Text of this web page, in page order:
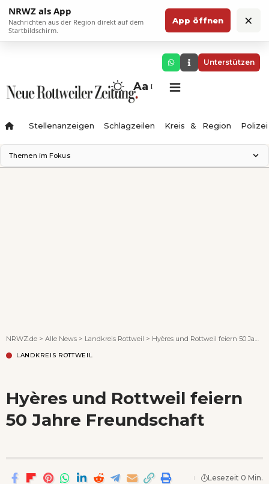
NRWZ als App
Nachrichten aus der Region direkt auf dem
Startbildschirm.
App öffnen ×
Unterstützen
Aa
Stellenanzeigen Schlagzeilen Kreis & Region Polizei
Themen im Fokus
NRWZ.de > Alle News > Landkreis Rottweil > Hyères und Rottweil feiern 50 Jahre Freundschaft
LANDKREIS ROTTWEIL
Hyères und Rottweil feiern
50 Jahre Freundschaft
Lesezeit 0 Min.